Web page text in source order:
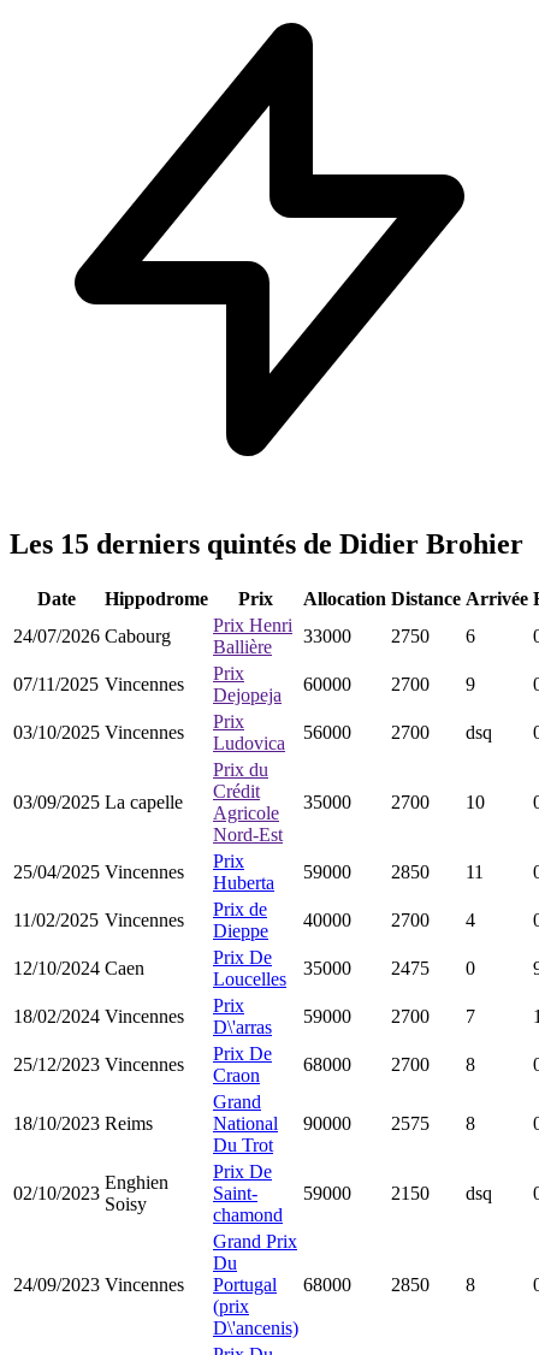
Les 15 derniers quintés de Didier Brohier
Date Hippodrome Prix Allocation Distance Arrivée
24/07/2026 Cabourg
Prix Henri
Ballière
33000 2750 6
07/11/2025 Vincennes
Prix
Dejopeja
60000 2700 9
03/10/2025 Vincennes
Prix
Ludovica
56000 2700 dsq
03/09/2025 La capelle
Prix du
Crédit
Agricole
Nord-Est
35000 2700 10
25/04/2025 Vincennes
Prix
Huberta
59000 2850 11
11/02/2025 Vincennes
Prix de
Dieppe
40000 2700 4
12/10/2024 Caen
Prix De
Loucelles
35000 2475 0
18/02/2024 Vincennes
Prix
D\'arras
59000 2700 7
25/12/2023 Vincennes
Prix De
Craon
68000 2700 8
18/10/2023 Reims
Grand
National
Du Trot
90000 2575 8
02/10/2023
Enghien
Soisy
Prix De
Saint-
chamond
59000 2150 dsq
24/09/2023 Vincennes
Grand Prix
Du
Portugal
(prix
D\'ancenis)
68000 2850 8